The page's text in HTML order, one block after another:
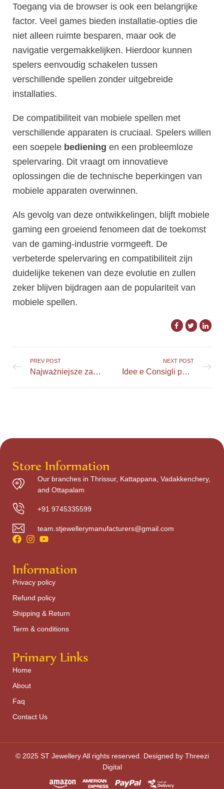
Toegang via de browser is ook een belangrijke
factor. Veel games bieden installatie-opties die
niet alleen ruimte besparen, maar ook de
navigatie vergemakkelijken. Hierdoor kunnen
spelers eenvoudig schakelen tussen
verschillende spellen zonder uitgebreide
installaties.
De compatibiliteit van mobiele spellen met
verschillende apparaten is cruciaal. Spelers willen
een soepele bediening en een probleemloze
spelervaring. Dit vraagt om innovatieve
oplossingen die de technische beperkingen van
mobiele apparaten overwinnen.
Als gevolg van deze ontwikkelingen, blijft mobiele
gaming een groeiend fenomeen dat de toekomst
van de gaming-industrie vormgeeft. De
verbeterde spelervaring en compatibiliteit zijn
duidelijke tekenen van deze evolutie en zullen
zeker blijven bijdragen aan de populariteit van
mobiele spellen.
PREV POST
Najważniejsze zasady odpowiedzialnej gry w Allright Casino
NEXT POST
Idee e Consigli per Arredare con le Scale
Store Information
Our branches in Thrissur, Kattappana, Vadakkenchery,
and Ottapalam
+91 9745335599
team.stjewellerymanufacturers@gmail.com
Information
Privacy policy
Refund policy
Shipping & Return
Term & conditions
Primary Links
Home
About
Faq
Contact Us
© 2025 ST Jewellery All rights reserved. Designed by Threezi
Digital